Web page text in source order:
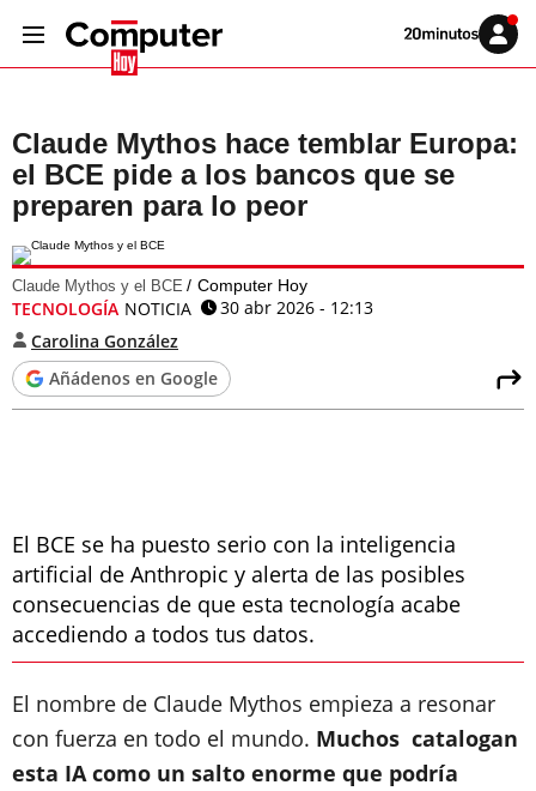
Volver
Iniciar
sesión
Claude Mythos hace temblar Europa:
el BCE pide a los bancos que se
preparen para lo peor
Claude Mythos y el BCE Computer Hoy
TECNOLOGÍA NOTICIA
30 abr 2026 - 12:13
Carolina González
Añádenos en Google
El BCE se ha puesto serio con la inteligencia
artificial de Anthropic y alerta de las posibles
consecuencias de que esta tecnología acabe
accediendo a todos tus datos.
El nombre de Claude Mythos empieza a resonar
con fuerza en todo el mundo. Muchos catalogan
esta IA como un salto enorme que podría